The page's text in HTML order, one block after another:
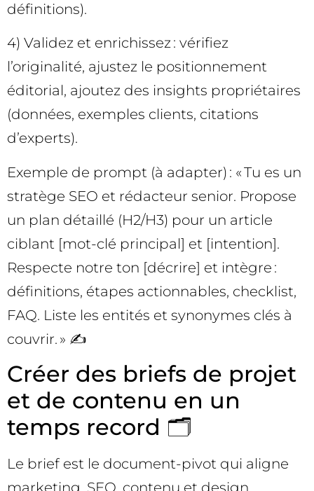
définitions).
4) Validez et enrichissez : vérifiez
l’originalité, ajustez le positionnement
éditorial, ajoutez des insights propriétaires
(données, exemples clients, citations
d’experts).
Exemple de prompt (à adapter) : « Tu es un
stratège SEO et rédacteur senior. Propose
un plan détaillé (H2/H3) pour un article
ciblant [mot-clé principal] et [intention].
Respecte notre ton [décrire] et intègre :
définitions, étapes actionnables, checklist,
FAQ. Liste les entités et synonymes clés à
couvrir. » ✍️
Créer des briefs de projet
et de contenu en un
temps record 🗂️
Le brief est le document-pivot qui aligne